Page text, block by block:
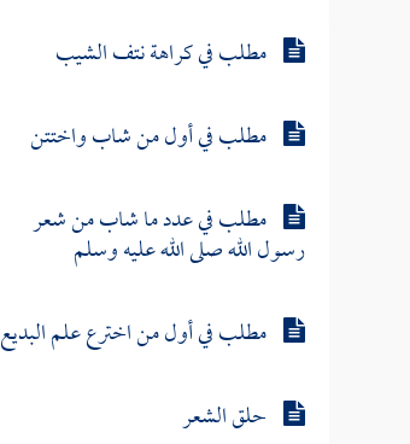
مطلب في كراهة نتف الشيب
مطلب في أول من شاب واختتن
مطلب في عدد ما شاب من شعر
رسول الله صلى الله عليه وسلم
مطلب في أول من اخترع علم البديع
حلق الشعر